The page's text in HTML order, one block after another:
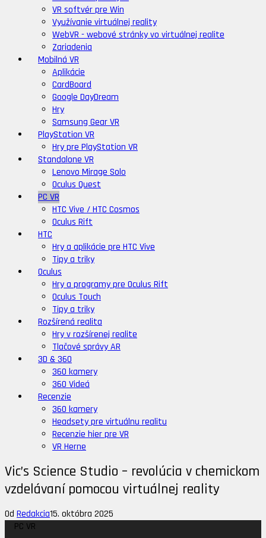
VR softvér pre Win
Využívanie virtuálnej reality
WebVR - webové stránky vo virtuálnej realite
Zariadenia
Mobilná VR
Aplikácie
CardBoard
Google DayDream
Hry
Samsung Gear VR
PlayStation VR
Hry pre PlayStation VR
Standalone VR
Lenovo Mirage Solo
Oculus Quest
PC VR
HTC Vive / HTC Cosmos
Oculus Rift
HTC
Hry a aplikácie pre HTC Vive
Tipy a triky
Oculus
Hry a programy pre Oculus Rift
Oculus Touch
Tipy a triky
Rozšírená realita
Hry v rozšírenej realite
Tlačové správy AR
3D & 360
360 kamery
360 Videá
Recenzie
360 kamery
Headsety pre virtuálnu realitu
Recenzie hier pre VR
VR Herne
Vic’s Science Studio – revolúcia v chemickom
vzdelávaní pomocou virtuálnej reality
Od Redakcia15. októbra 2025
PC VR